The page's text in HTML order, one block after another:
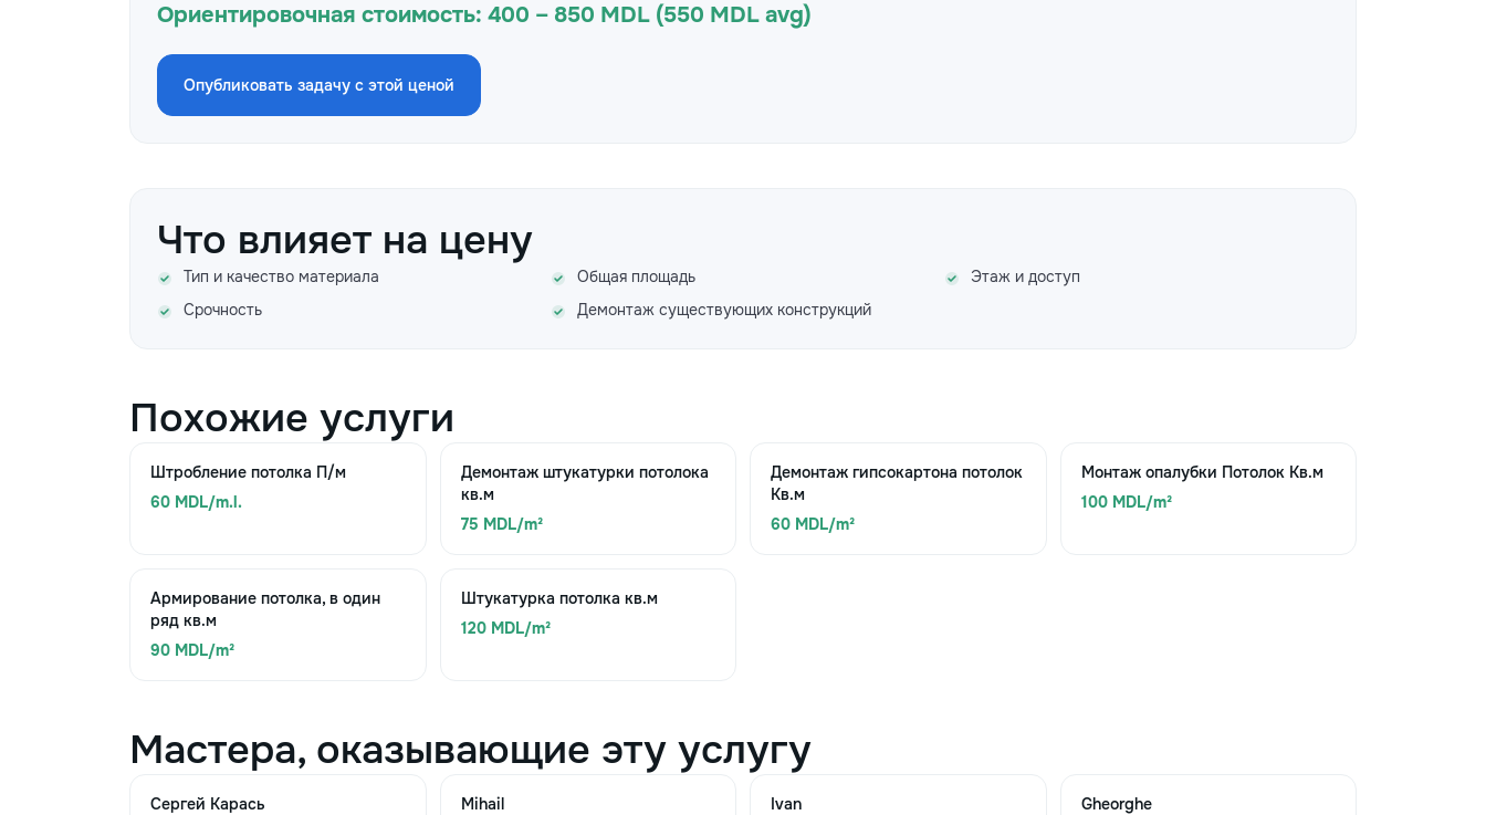
Ориентировочная стоимость: 400 – 850 MDL (550 MDL avg)
Опубликовать задачу с этой ценой
Что влияет на цену
Тип и качество материала Общая площадь
Этаж и доступ
Срочность
Демонтаж существующих конструкций
Похожие услуги
Штробление потолка П/м
60 MDL/m.l.
Демонтаж штукатурки потолока
кв.м
75 MDL/m²
Демонтаж гипсокартона потолок
Кв.м
60 MDL/m²
Монтаж опалубки Потолок Кв.м
100 MDL/m²
Армирование потолка, в один
ряд кв.м
90 MDL/m²
Штукатурка потолка кв.м
120 MDL/m²
Мастера, оказывающие эту услугу
Сергей Карась
Mihail
Ivan
Gheorghe